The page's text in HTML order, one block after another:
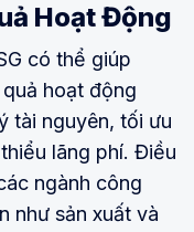
Hoạt Động
có thể giúp
hoạt động
tài nguyên, tối ưu
lãng phí. Điều
ngành công
như sản xuất và